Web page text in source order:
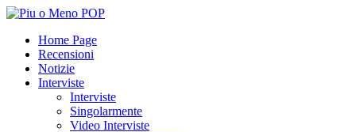
Home Page
Recensioni
Notizie
Interviste
Interviste
Singolarmente
Video Interviste